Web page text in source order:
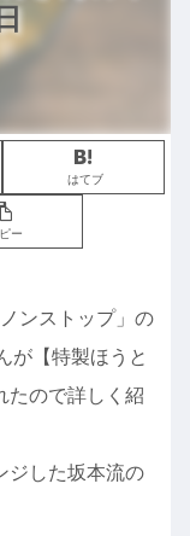
はてブ
ー
ンストップ」の
が【特製ほうと
たので詳しく紹
ジした坂本流の